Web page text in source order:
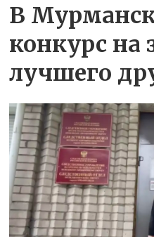
В
конкурс на
лучшего